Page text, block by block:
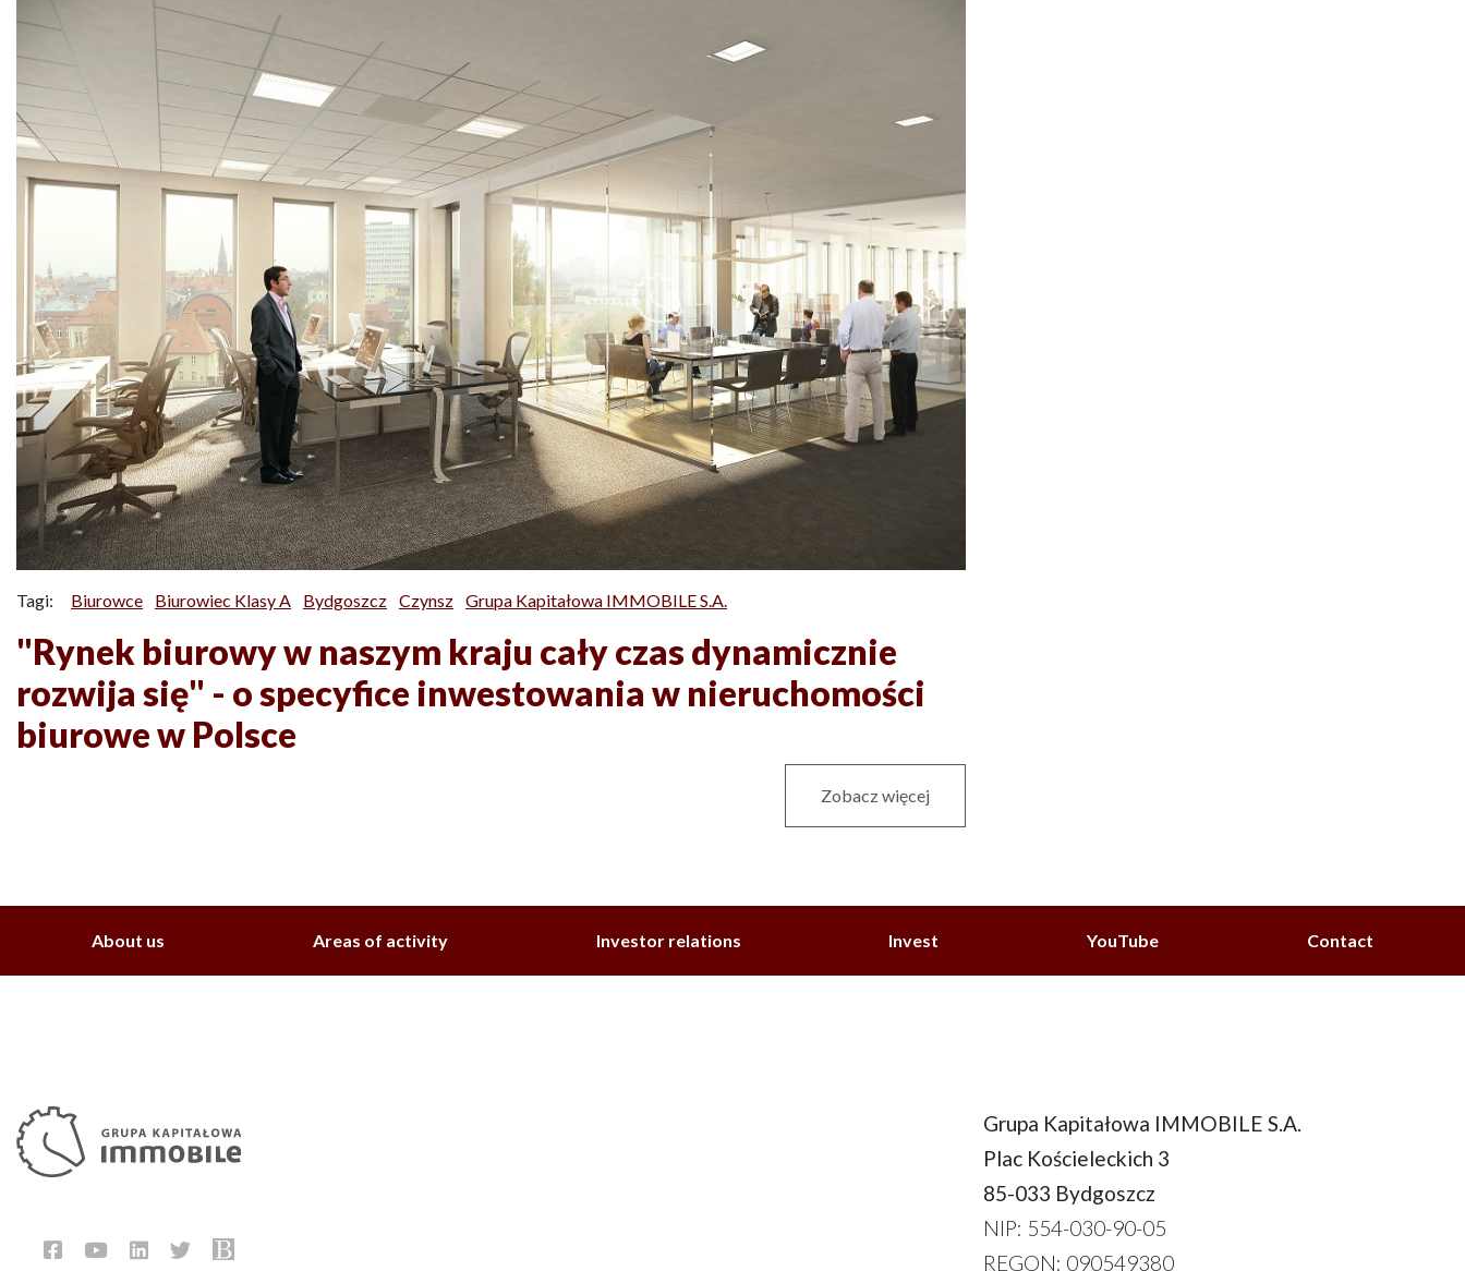
Tagi: Biurowce Biurowiec Klasy A Bydgoszcz Czynsz Grupa Kapitałowa IMMOBILE S.A.
"Rynek biurowy w naszym kraju cały czas dynamicznie
rozwija się" - o specyfice inwestowania w nieruchomości
biurowe w Polsce
Zobacz więcej
About us Areas of activity Investor relations Invest YouTube Contact
Grupa Kapitałowa IMMOBILE S.A.
Plac Kościeleckich 3
85-033 Bydgoszcz
NIP: 554-030-90-05
REGON: 090549380